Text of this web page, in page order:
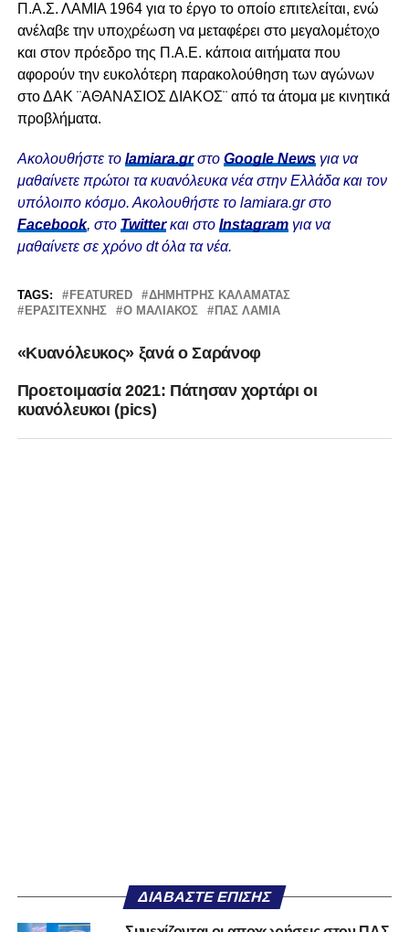
Π.Α.Σ. ΛΑΜΙΑ 1964 για το έργο το οποίο επιτελείται, ενώ
ανέλαβε την υποχρέωση να μεταφέρει στο μεγαλομέτοχο
και στον πρόεδρο της Π.Α.Ε. κάποια αιτήματα που
αφορούν την ευκολότερη παρακολούθηση των αγώνων
στο ΔΑΚ ¨ΑΘΑΝΑΣΙΟΣ ΔΙΑΚΟΣ¨ από τα άτομα με κινητικά
προβλήματα.
Ακολουθήστε το lamiara.grστο Google Newsγια να
μαθαίνετε πρώτοι τα κυανόλευκα νέα στην Ελλάδα και τον
υπόλοιπο κόσμο. Ακολουθήστε το lamiara.gr στο
Facebook, στο Twitterκαι στο Instagram για να
μαθαίνετε σε χρόνο dt όλα τα νέα.
TAGS: FEATURED
ΔΗΜΗΤΡΗΣ ΚΑΛΑΜΑΤΑΣ
ΕΡΑΣΙΤΈΧΝΗΣ
Ο ΜΑΛΙΑΚΟΣ ΠΑΣ ΛΑΜΙΑ
«Κυανόλευκος» ξανά ο Σαράνοφ
Προετοιμασία 2021: Πάτησαν χορτάρι οι
κυανόλευκοι (pics)
ΔΙΑΒΆΣΤΕ ΕΠΊΣΗΣ